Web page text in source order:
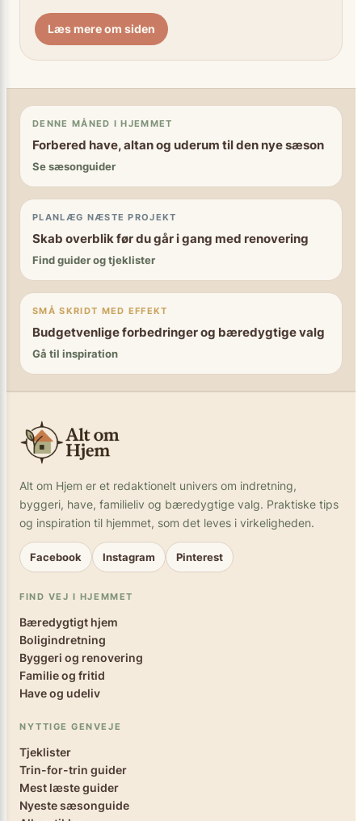
Læs mere om siden
DENNE MÅNED I HJEMMET
Forbered have, altan og uderum til den nye sæson
Se sæsonguider
PLANLÆG NÆSTE PROJEKT
Skab overblik før du går i gang med renovering
Find guider og tjeklister
SMÅ SKRIDT MED EFFEKT
Budgetvenlige forbedringer og bæredygtige valg
Gå til inspiration
Alt om Hjem er et redaktionelt univers om indretning,
byggeri, have, familieliv og bæredygtige valg. Praktiske tips
og inspiration til hjemmet, som det leves i virkeligheden.
Facebook Instagram Pinterest
FIND VEJ I HJEMMET
Bæredygtigt hjem
Boligindretning
Byggeri og renovering
Familie og fritid
Have og udeliv
NYTTIGE GENVEJE
Tjeklister
Trin-for-trin guider
Mest læste guider
Nyeste sæsonguide